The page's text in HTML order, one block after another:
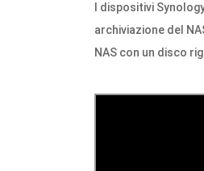
I dispositivi
archiviazione del
NAS con un disco